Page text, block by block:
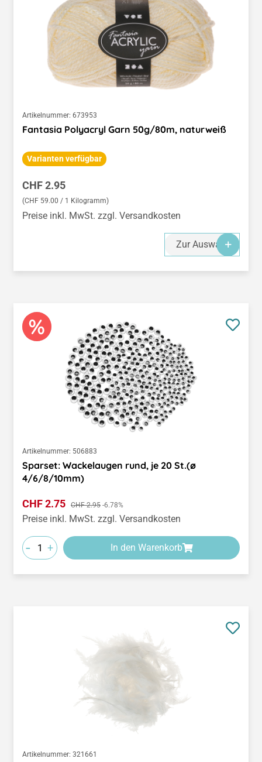
Artikelnummer: 673953
Fantasia Polyacryl Garn 50g/80m, naturweiß
Varianten verfügbar
Regulärer Preis:
CHF 2.95
(CHF 59.00 / 1 Kilogramm)
Preise inkl. MwSt. zzgl. Versandkosten
Zur Auswahl
Artikelnummer: 506883
Sparset: Wackelaugen rund, je 20 St.(ø
4/6/8/10mm)
Verkaufspreis:
CHF 2.75 Regulärer Preis:
CHF 2.95 -6.78%
Preise inkl. MwSt. zzgl. Versandkosten
- + In den Warenkorb
Artikelnummer: 321661